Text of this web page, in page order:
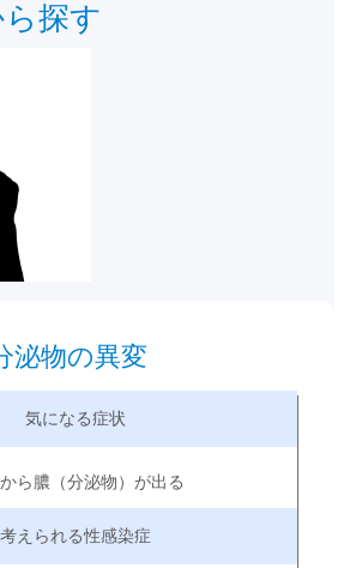
探す
泌物の異変
ら膿（分泌物）が出る